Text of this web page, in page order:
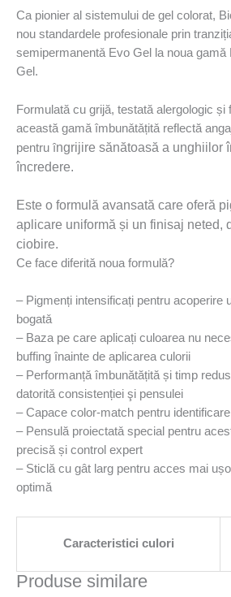
Ca pionier al sistemului de gel colorat,
nou standardele profesionale prin
semipermanentǎ Evo Gel la noua gamă
Gel.
Formulată cu grijă, testată alergologic și
această gamă îmbunǎtǎțitǎ reflectă
pentru îngrijire sănătoasă a unghiilor
încredere.
Este o formulă avansată care oferă
aplicare uniformă și un finisaj neted,
ciobire.
Ce face diferită noua formulă?
– Pigmenți intensificați pentru acoperire
bogatǎ
– Baza pe care aplicați culoarea nu
buffing înainte de aplicarea culorii
– Performanță îmbunătățită și timp
datoritǎ consistenției şi pensulei
– Capace color-match pentru
– Pensulă proiectatǎ special pentru
precisă și control expert
– Sticlă cu gât larg pentru acces mai
optimă
Caracteristici culori
Produse similare